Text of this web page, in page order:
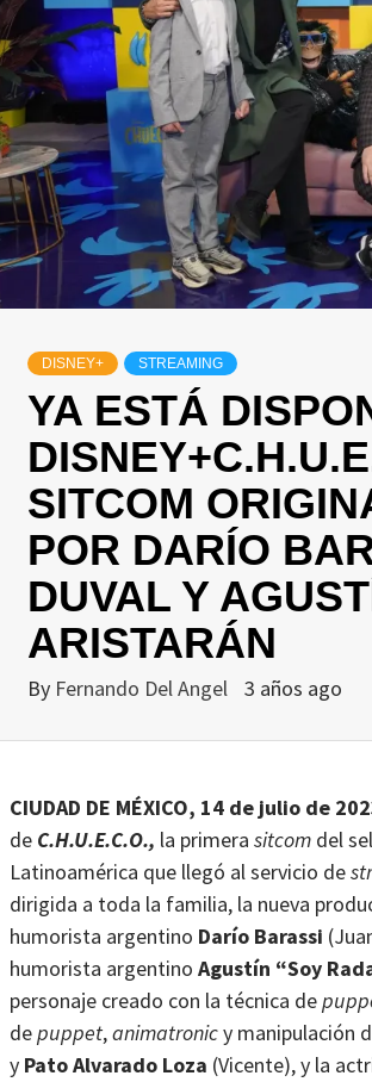
DISNEY+ STREAMING
YA ESTÁ
SITCOM
POR DARÍO
DUVAL Y
ARISTARÁN
By Fernando Del Angel 3 años ago
CIUDAD DE MÉXICO, 14 de julio de
de C.H.U.E.C.O., la primera sitcom del
Latinoamérica que llegó al servicio de
dirigida a toda la familia, la nueva
humorista argentino Darío Barassi
humorista argentino Agustín “Soy
personaje creado con la técnica de
depuppet,animatronicy manipulación
y Pato Alvarado Loza (Vicente), y la